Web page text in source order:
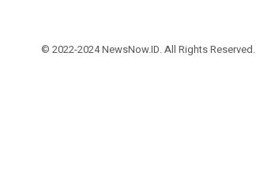
© 2022-2024 NewsNow.ID. All Rights Reserved.